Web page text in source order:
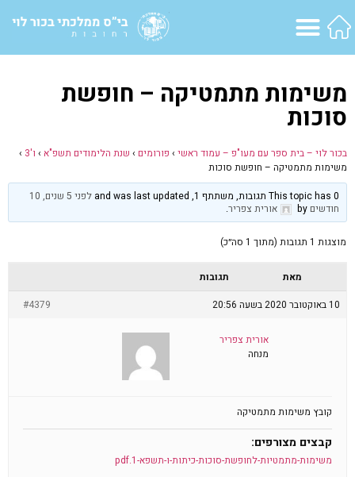
משימות מתמטיקה – חופשת
סוכות
בכור לוי – בית ספר עם מעו"פ – עמוד ראשי › פורומים › שנת הלימודים תשפ"א › ו'3
›
משימות מתמטיקה – חופשת סוכות
This topic has 0 תגובות, משתתף 1, and was last updated
לפני 5 שנים, 10
חודשים by אורית צפריר.
מוצגות 1 תגובות (מתוך 1 סה״כ)
מאת
תגובות
10 באוקטובר 2020 בשעה 20:56
#4379
אורית צפריר
מנחה
קובץ משימות מתמטיקה
קבצים מצורפים:
משימות-מתמטיות-לחופשת-סוכות-כיתות-ו-תשפא-1.pdf